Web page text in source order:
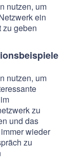
nutzen, um
ein
zu geben
nutzen, um
zu
und das
wieder
zu